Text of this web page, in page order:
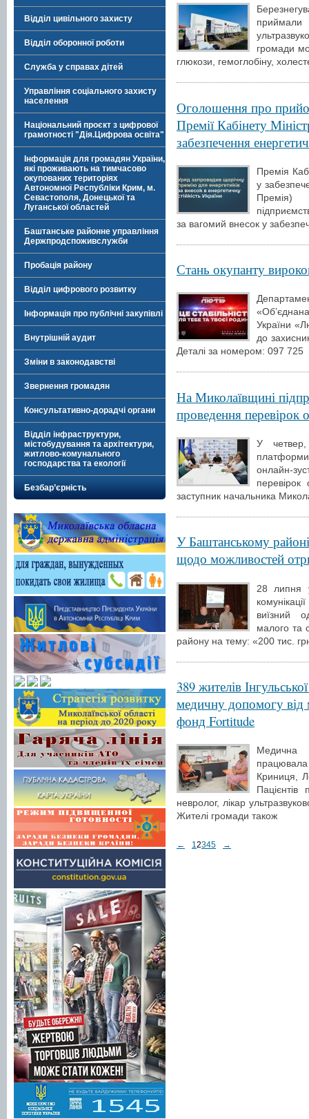
Відділ цивільного захисту
Відділ оборонної роботи
Служба у справах дітей
Управління соціального захисту
населення
Національний проєкт з цифрової
грамотності "Дія.Цифрова освіта"
Інформація для громадян України,
які проживають на тимчасово
окупованих територіях
Автономної Республіки Крим, м.
Севастополя, Донецької та
Луганської областей
Баштанське районне управління
Держпродспоживслужби
Пробація району
Відділ цифрового розвитку
Інформація про публічні закупівлі
Внутрішній аудит
Зміни в законодавстві
Звернення громадян
Консультативно-дорадчі органи
Відділ інфраструктури,
містобудування та архітектури,
житлово-комунального
господарства та екології
Безбар’єрність
приймали
громади
глюкози, гемоглобіну,
Оголошення про
Премії Кабінету
забезпечення
Премія
у
Премія)
за вагомий внесок у
Стань окупанту
України
до
Деталі за номером: 097 725
На Миколаївщині
проведення
У
онлайн-
заступник начальника
У Баштанському
щодо можливостей
28 липня
виїзний
малого та
району на тему: «200 тис.
389 жителів
медичну допомогу від
фонд Fortitude
Медична
працювала
Криниця,
невролог, лікар
Жителі громади також
← 12345 →